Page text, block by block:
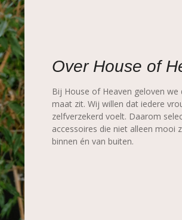
Over House of
Bij House of Heaven geloven
maat zit. Wij willen dat iedere
zelfverzekerd voelt. Daarom
accessoires die niet alleen mooi
binnen én van buiten.